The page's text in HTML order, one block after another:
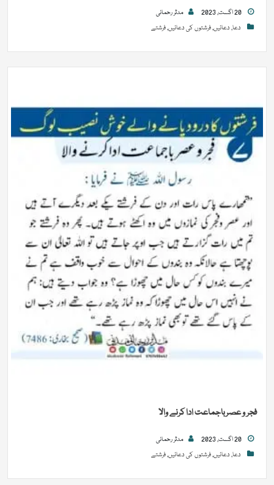
مدثر رحمانی
دعا,دعائیں,فرشتوں کی دعائیں,فرشتے
فجر و عصرباجماعت ادا کرنے والا
مدثر رحمانی
دعا,دعائیں,فرشتوں کی دعائیں,فرشتے